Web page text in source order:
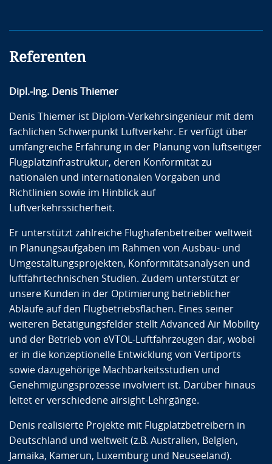
Referenten
Dipl.-Ing. Denis Thiemer
Denis Thiemer ist Diplom-Verkehrsingenieur mit dem
fachlichen Schwerpunkt Luftverkehr. Er verfügt über
umfangreiche Erfahrung in der Planung von luftseitiger
Flugplatzinfrastruktur, deren Konformität zu
nationalen und internationalen Vorgaben und
Richtlinien sowie im Hinblick auf
Luftverkehrssicherheit.
Er unterstützt zahlreiche Flughafenbetreiber weltweit
in Planungsaufgaben im Rahmen von Ausbau- und
Umgestaltungsprojekten, Konformitätsanalysen und
luftfahrtechnischen Studien. Zudem unterstützt er
unsere Kunden in der Optimierung betrieblicher
Abläufe auf den Flugbetriebsflächen. Eines seiner
weiteren Betätigungsfelder stellt Advanced Air Mobility
und der Betrieb von eVTOL-Luftfahrzeugen dar, wobei
er in die konzeptionelle Entwicklung von Vertiports
sowie dazugehörige Machbarkeitsstudien und
Genehmigungsprozesse involviert ist. Darüber hinaus
leitet er verschiedene airsight-Lehrgänge.
Denis realisierte Projekte mit Flugplatzbetreibern in
Deutschland und weltweit (z.B. Australien, Belgien,
Jamaika, Kamerun, Luxemburg und Neuseeland).